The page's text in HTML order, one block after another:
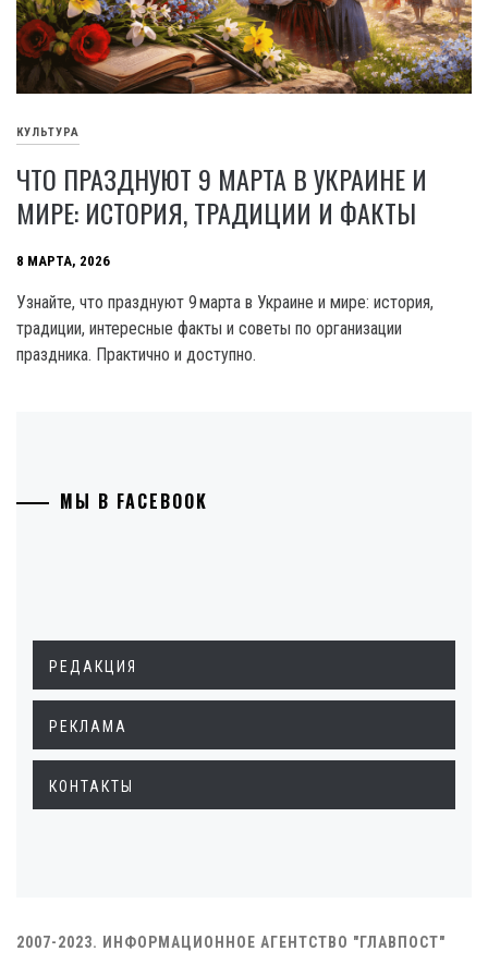
КУЛЬТУРА
ЧТО ПРАЗДНУЮТ 9 МАРТА В УКРАИНЕ И
МИРЕ: ИСТОРИЯ, ТРАДИЦИИ И ФАКТЫ
8 МАРТА, 2026
Узнайте, что празднуют 9 марта в Украине и мире: история,
традиции, интересные факты и советы по организации
праздника. Практично и доступно.
МЫ В FACEBOOK
РЕДАКЦИЯ
РЕКЛАМА
КОНТАКТЫ
2007-2023. ИНФОРМАЦИОННОЕ АГЕНТСТВО "ГЛАВПОСТ"